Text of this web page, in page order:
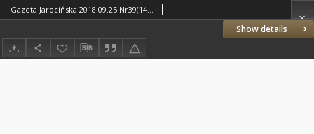
Show details
Gazeta Jarocińska 2018.09.25 Nr39(1459)